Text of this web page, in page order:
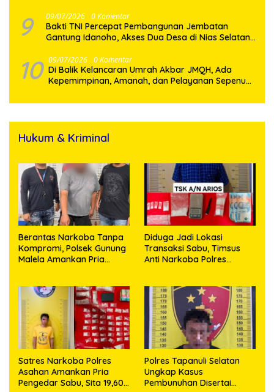
9 09/07/2026 0 Komentar
Bakti TNI Percepat Pembangunan Jembatan
Gantung Idanoho, Akses Dua Desa di Nias Selatan
10 09/07/2026 0 Komentar
Di Balik Kelancaran Umrah Akbar JMQH, Ada
Kepemimpinan, Amanah, dan Pelayanan Sepenuh
Hukum & Kriminal
Berantas Narkoba Tanpa
Kompromi, Polsek Gunung
Malela Amankan Pria
Diduga Jadi Lokasi
Transaksi Sabu, Timsus
Anti Narkoba Polres
63,67 Gram Sabu
Satres Narkoba Polres
Asahan Amankan Pria
Pengedar Sabu, Sita 19,60
Polres Tapanuli Selatan
Ungkap Kasus
Pembunuhan Disertai